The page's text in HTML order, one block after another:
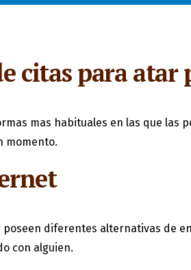
citas para atar
mas habituales en las que
momento.
diferentes alternativas de
con alguien.